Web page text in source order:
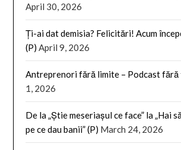
April 30, 2026
Ți-ai dat demisia? Felicitări! Acum
(P) April 9, 2026
Antreprenori fără limite – Podcast fără
1, 2026
De la „Știe meseriașul ce face” la „Hai
pe ce dau banii” (P) March 24, 2026